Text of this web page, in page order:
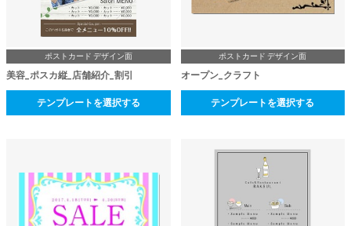
ポストカード デザイン面
美容_ポスカ縦_店舗紹介_割引
テンプレートを選択する
ポストカード デザイン面
オープン_クラフト
テンプレートを選択する